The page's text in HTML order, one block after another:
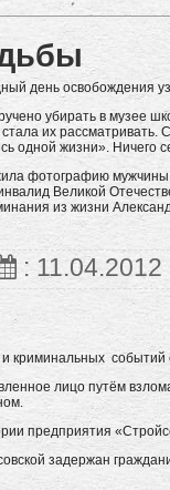
день освобождения
убирать в музее
их рассматривать.
одной жизни». Ничего
фотографию
Великой
из жизни
: 11.04.2012
криминальных событий
лицо путём
предприятия
задержан